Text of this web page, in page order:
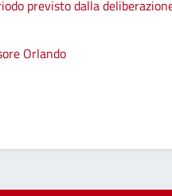
previsto dalla
Orlando